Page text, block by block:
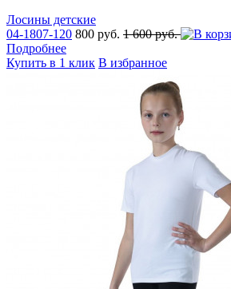
Лосины детские
04-1807-120 800 руб. 1 600 руб.
Подробнее
Купить в 1 клик В избранное